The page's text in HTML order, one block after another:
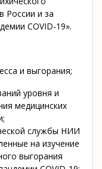
России и за
COVID-19».
и выгорания;
уровня и
медицинских
службы НИИ
на изучение
выгорания